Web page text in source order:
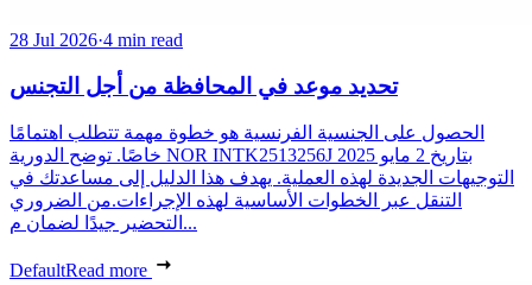
28 Jul 2026·4 min read
تحديد موعد في المحافظة من أجل التجنس
الحصول على الجنسية الفرنسية هو خطوة مهمة تتطلب اهتمامًا
خاصًا. توضح الدورية NOR INTK2513256J بتاريخ 2 مايو 2025
التوجيهات الجديدة لهذه العملية. يهدف هذا الدليل إلى مساعدتك في
التنقل عبر الخطوات الأساسية لهذه الإجراءات.من الضروري
التحضير جيدًا لضمان م...
DefaultRead more